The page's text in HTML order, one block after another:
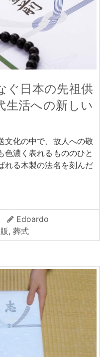
ぐ日本の先祖供
生活への新しい
文化の中で、故人への敬
色濃く表れるもののひと
れる木製の法名を刻んだ
Edoardo
, 葬式